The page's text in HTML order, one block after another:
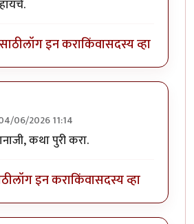
लॉग इन कराकिंवासदस्य व्हा
06/2026 11:14
कथा पुरी करा.
लॉग इन कराकिंवासदस्य व्हा